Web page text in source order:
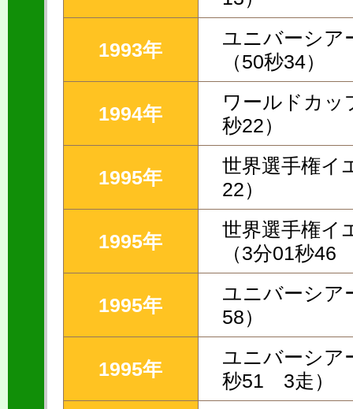
1993年
ユニバーシ
（50秒34）
1994年
ワールドカ
秒22）
1995年
世界選手権
22）
1995年
世界選手権イ
（3分01秒
1995年
ユニバーシ
58）
1995年
ユニバーシ
秒51 3走）